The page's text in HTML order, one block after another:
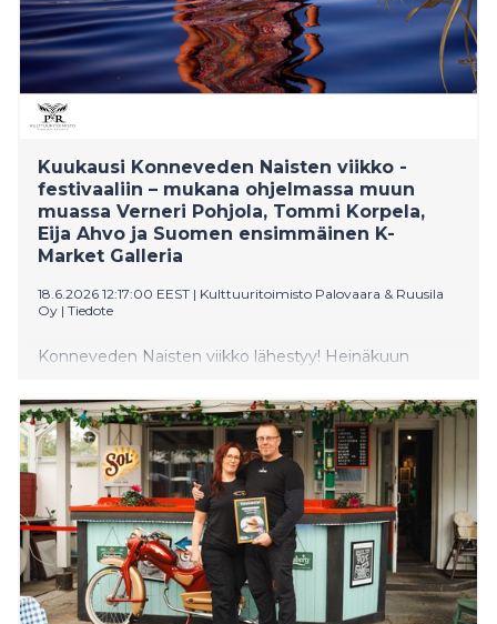
Kuukausi Konneveden Naisten viikko -
festivaaliin – mukana ohjelmassa muun
muassa Verneri Pohjola, Tommi Korpela,
Eija Ahvo ja Suomen ensimmäinen K-
Market Galleria
18.6.2026 12:17:00 EEST | Kulttuuritoimisto Palovaara & Ruusila
Oy | Tiedote
Konneveden Naisten viikko lähestyy! Heinäkuun
yhteen tulkitsijoita, esiintyjiä ja ajattelijoita
arkkitehtuurista filosofiaan ja runoudesta kulinariaan.
Henkeä, taidetta ja tulevaisuutta -pääteema lävistää
koko festivaalin ja tapahtumat nivoutuvat yhteen
lyriikan punaisella langalla. Maksullisten tapahtumien,
kuten Verneri Pohjolan ja Mika Kallion Fallen Trees -
konsertin, näyttelijä Tommi Korpelan ja Pami Karvosen
tähdittämän Johanneksen matkassa -konsertin ja
näyttelijä Eija Ahvon tulkitseman Rakas Eeva Kilpi! -
esityksen lisäksi luvassa on runsaasti maksutonta pop-